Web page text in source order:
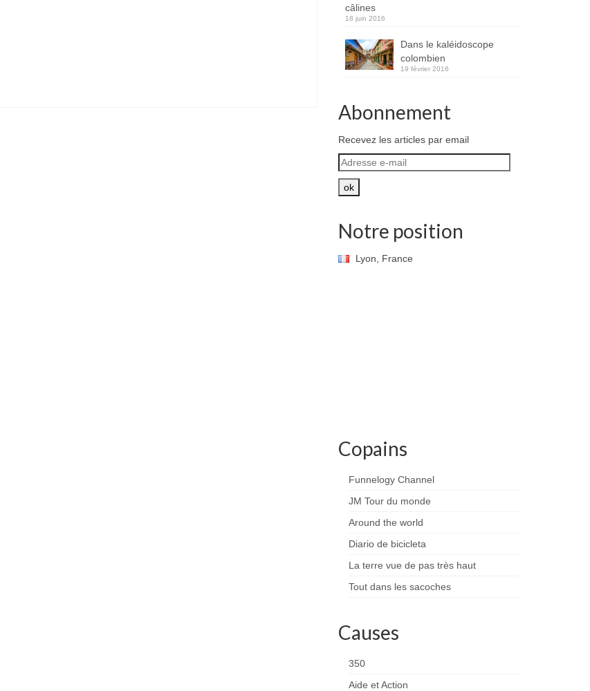
câlines
18 juin 2016
Dans le kaléidoscope
colombien
19 février 2016
Abonnement
Recevez les articles par email
Adresse
e-
mail
ok
Notre position
Lyon, France
Copains
Funnelogy Channel
JM Tour du monde
Around the world
Diario de bicicleta
La terre vue de pas très haut
Tout dans les sacoches
Causes
350
Aide et Action